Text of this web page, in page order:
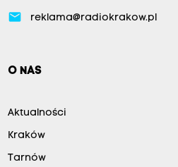
email reklama@radiokrakow.pl
O NAS
Aktualności
Kraków
Tarnów